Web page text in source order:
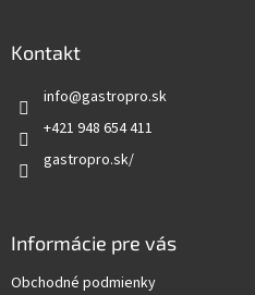
Kontakt
info@gastropro.sk
+421 948 654 411
gastropro.sk/
Informácie pre vás
Obchodné podmienky